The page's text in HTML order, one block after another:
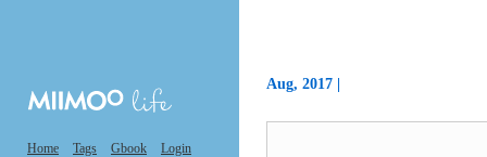
Home Tags Gbook Login
Aug, 2017 |